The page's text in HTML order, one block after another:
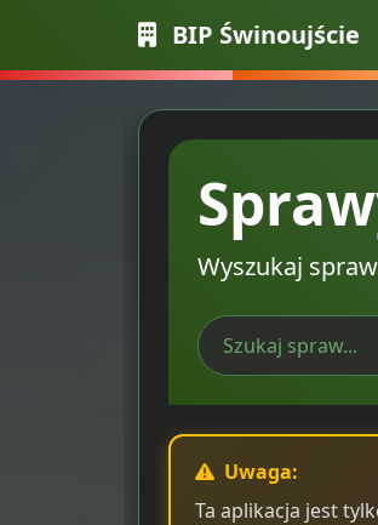
BIP Świnoujście
Wyszukaj
Uwaga:
Ta aplikacja jest